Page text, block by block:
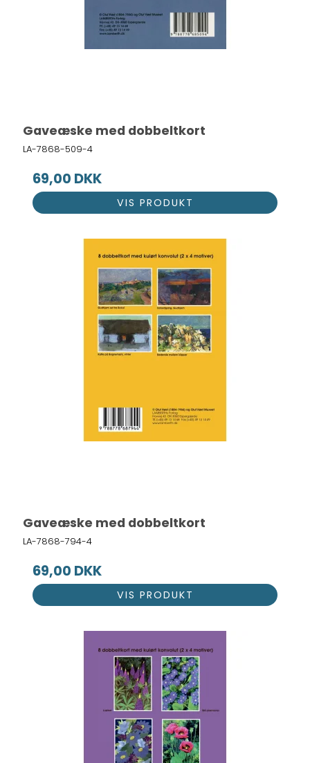
Gaveæske med dobbeltkort
LA-7868-509-4
69,00 DKK
VIS PRODUKT
Gaveæske med dobbeltkort
LA-7868-794-4
69,00 DKK
VIS PRODUKT